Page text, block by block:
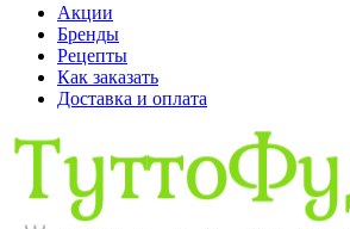
Акции
Бренды
Рецепты
Как заказать
Доставка и оплата